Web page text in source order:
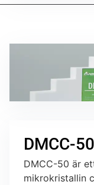
DMCC-50
DMCC-50 är
mikrokristallin